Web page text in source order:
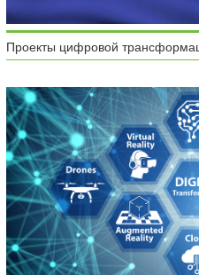
Проекты цифровой